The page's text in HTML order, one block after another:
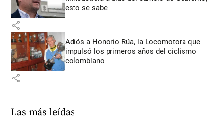
esto se sabe
share
Adiós a Honorio Rúa, la Locomotora que
impulsó los primeros años del ciclismo
colombiano
share
Las más leídas